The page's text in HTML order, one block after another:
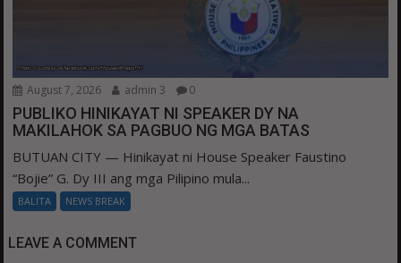
August 7, 2026 admin 3 0
PUBLIKO HINIKAYAT NI SPEAKER DY NA
MAKILAHOK SA PAGBUO NG MGA BATAS
BUTUAN CITY — Hinikayat ni House Speaker Faustino
“Bojie” G. Dy III ang mga Pilipino mula...
BALITA NEWS BREAK
LEAVE A COMMENT